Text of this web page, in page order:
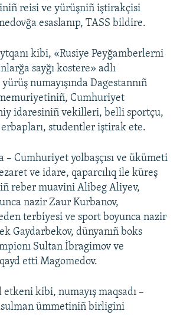
reisi ve yürüşniñ iştirakçisi
esaslanıp, TASS bildire.
kibi, «Rusiye Peyğamberlerni
sayğı kostere» adlı
numayışında Dagestannıñ
Cumhuriyet
idaresiniñ vekilleri, belli sportçu,
studentler iştirak ete.
– Cumhuriyet yolbaşçısı ve ükümeti
ve idare, qaparcılıq ile küreş
reber muavini Alibeg Aliyev,
nazir Zaur Kurbanov,
terbiyesi ve sport boyunca nazir
Gaydarbekov, dünyanıñ boks
Sultan İbragimov ve
etti Magomedov.
etkeni kibi, numayış maqsadı –
ümmetiniñ birligini